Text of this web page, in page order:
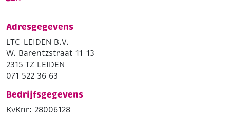
Adresgegevens
LTC-LEIDEN B.V.
W. Barentzstraat 11-13
2315 TZ LEIDEN
071 522 36 63
Bedrijfsgegevens
KvKnr: 28006128